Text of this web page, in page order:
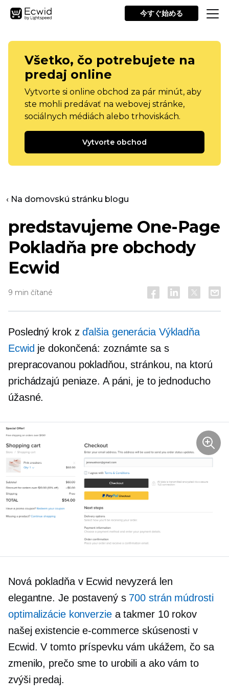
今すぐ始める
Všetko, čo potrebujete na
predaj online
Vytvorte si online obchod za pár minút, aby
ste mohli predávať na webovej stránke,
sociálnych médiách alebo trhoviskách.
Vytvorte obchod
‹ Na domovskú stránku blogu
predstavujeme One-Page
Pokladňa pre obchody
Ecwid
9 min čítané
Posledný krok zďalšia generáciaVýkladňa
Ecwid je dokončená: zoznámte sa s
prepracovanou pokladňou, stránkou, na ktorú
prichádzajú peniaze. A páni, je to jednoducho
úžasné.
Nová pokladňa v Ecwid nevyzerá len
elegantne. Je postavený s 700 strán múdrosti
optimalizácie konverziea takmer 10 rokov
našej existenciee-commerce skúsenosti v
Ecwid. V tomto príspevku vám ukážem, čo sa
zmenilo, prečo sme to urobili a ako vám to
zvýši predaj.